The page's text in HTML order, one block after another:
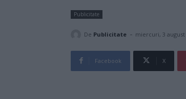
Publicitate
De Publicitate - miercuri, 3 august
Facebook X